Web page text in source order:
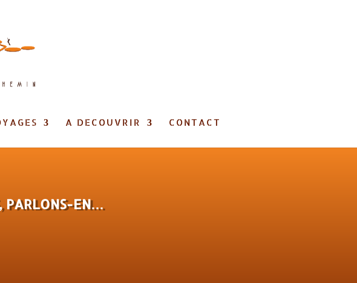
A DECOUVRIR CONTACT
PARLONS-EN…